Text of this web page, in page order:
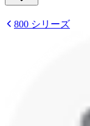
800 シリーズ